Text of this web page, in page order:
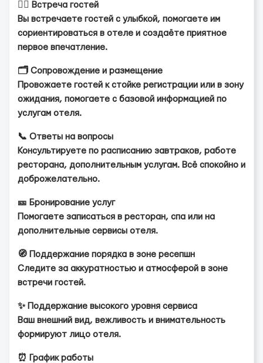
💁‍♀️ Встреча гостей
Вы встречаете гостей с улыбкой, помогаете им
сориентироваться в отеле и создаёте приятное
первое впечатление.
🗂️ Сопровождение и размещение
Провожаете гостей к стойке регистрации или в зону
ожидания, помогаете с базовой информацией по
услугам отеля.
📞 Ответы на вопросы
Консультируете по расписанию завтраков, работе
ресторана, дополнительным услугам. Всё спокойно и
доброжелательно.
🎫 Бронирование услуг
Помогаете записаться в ресторан, спа или на
дополнительные сервисы отеля.
🧭 Поддержание порядка в зоне ресепшн
Следите за аккуратностью и атмосферой в зоне
встречи гостей.
✨ Поддержание высокого уровня сервиса
Ваш внешний вид, вежливость и внимательность
формируют лицо отеля.
⏰ График работы